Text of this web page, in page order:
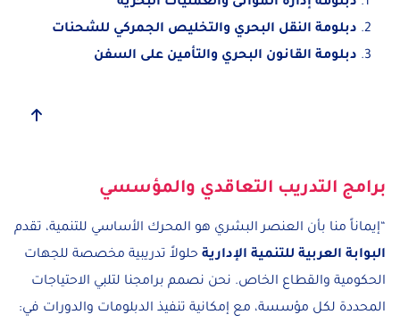
دبلومة النقل البحري والتخليص الجمركي للشحنات
دبلومة القانون البحري والتأمين على السفن
برامج التدريب التعاقدي والمؤسسي
“إيماناً منا بأن العنصر البشري هو المحرك الأساسي للتنمية، تقدم
البوابة العربية للتنمية الإدارية حلولاً تدريبية مخصصة للجهات
الحكومية والقطاع الخاص. نحن نصمم برامجنا لتلبي الاحتياجات
المحددة لكل مؤسسة، مع إمكانية تنفيذ الدبلومات والدورات في: